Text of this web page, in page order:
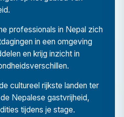
geven in
en culturele
de mogelijkheid om contact
de
professionals in Nepal zich
in een omgeving
en krijg inzicht in
cultureel rijkste landen ter
Nepalese gastvrijheid,
tijdens je stage.